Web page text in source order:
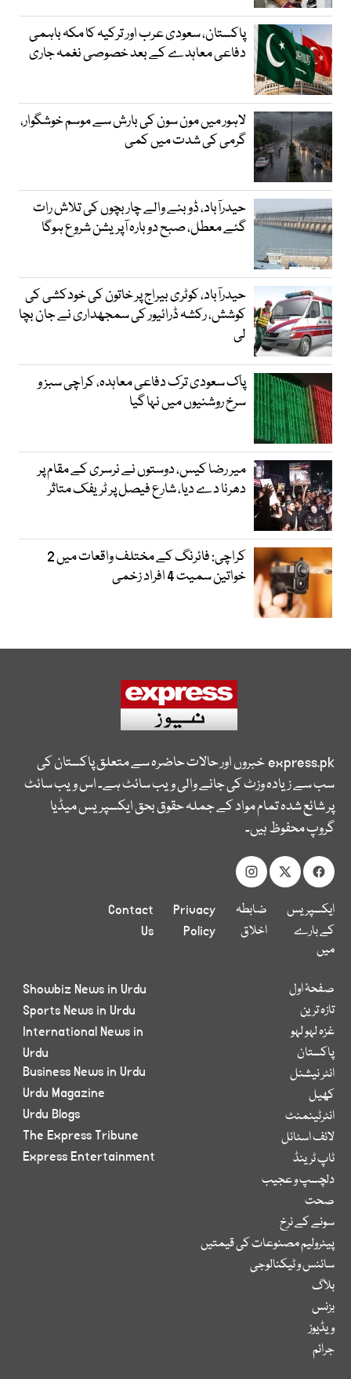
پاکستان، سعودی عرب اور ترکیہ کا مکہ باہمی
دفاعی معاہدے کے بعد خصوصی نغمہ جاری
لاہور میں مون سون کی بارش سے موسم خوشگوار،
گرمی کی شدت میں کمی
حیدرآباد، ڈوبنے والے چار بچوں کی تلاش رات
گئے معطل، صبح دوبارہ آپریشن شروع ہوگا
حیدرآباد، کوٹری بیراج پر خاتون کی خودکشی کی
کوشش، رکشہ ڈرائیور کی سمجھداری نے جان بچا
لی
پاک سعودی ترک دفاعی معاہدہ، کراچی سبز و
سرخ روشنیوں میں نہا گیا
میر رضا کیس، دوستوں نے نرسری کے مقام پر
دھرنا دے دیا، شارع فیصل پر ٹریفک متاثر
کراچی: فائرنگ کے مختلف واقعات میں 2
خواتین سمیت 4 افراد زخمی
express.pkخبروں اور حالات حاضرہ سے متعلق پاکستان کی
سب سے زیادہ وزٹ کی جانے والی ویب سائٹ ہے۔ اس ویب سائٹ
پر شائع شدہ تمام مواد کے جملہ حقوق بحق ایکسپریس میڈیا
گروپ محفوظ ہیں۔
ایکسپریس
کے بارے
میں
ضابطہ
اخلاق
Privacy
Policy
Contact
Us
صفحۂ اول
تازہ ترین
غزہ لہو لہو
پاکستان
انٹر نیشنل
کھیل
انٹرٹینمنٹ
لائف اسٹائل
ٹاپ ٹرینڈ
دلچسپ و عجیب
صحت
سونے کے نرخ
پیٹرولیم مصنوعات کی قیمتیں
سائنس و ٹیکنالوجی
بلاگ
بزنس
ویڈیوز
جرائم
Showbiz News in Urdu
Sports News in Urdu
International News in
Urdu
Business News in Urdu
Urdu Magazine
Urdu Blogs
The Express Tribune
Express Entertainment